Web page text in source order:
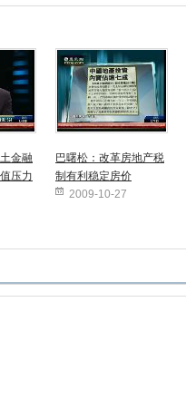
金融
压力
巴曙松：改革房地产税
制有利稳定房价
2009-10-27